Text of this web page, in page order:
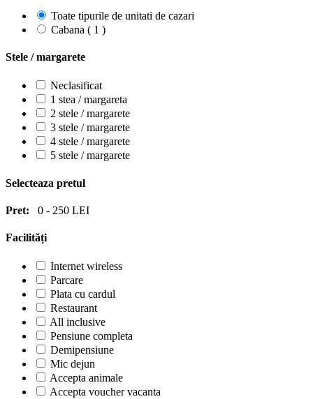
Toate tipurile de unitati de cazari
Cabana ( 1 )
Stele / margarete
Neclasificat
1 stea / margareta
2 stele / margarete
3 stele / margarete
4 stele / margarete
5 stele / margarete
Selecteaza pretul
Pret: 0 - 250 LEI
Facilități
Internet wireless
Parcare
Plata cu cardul
Restaurant
All inclusive
Pensiune completa
Demipensiune
Mic dejun
Accepta animale
Accepta voucher vacanta